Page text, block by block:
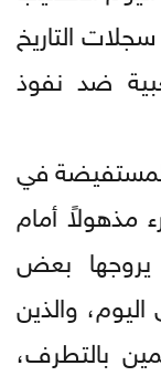
التاريخ
ضد نفوذ
في
مذهولاً أمام
يروجها بعض
والذين
بالتطرف،